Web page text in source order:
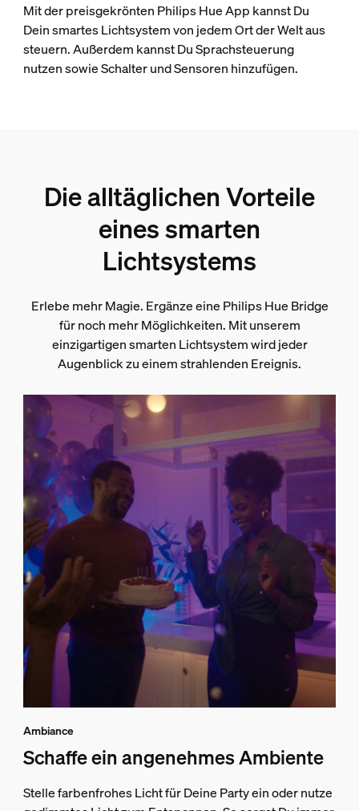
Mit der preisgekrönten Philips Hue App kannst Du
Dein smartes Lichtsystem von jedem Ort der Welt aus
steuern. Außerdem kannst Du Sprachsteuerung
nutzen sowie Schalter und Sensoren hinzufügen.
Die alltäglichen Vorteile
eines smarten
Lichtsystems
Erlebe mehr Magie. Ergänze eine Philips Hue Bridge
für noch mehr Möglichkeiten. Mit unserem
einzigartigen smarten Lichtsystem wird jeder
Augenblick zu einem strahlenden Ereignis.
Ambiance
Schaffe ein angenehmes Ambiente
Stelle farbenfrohes Licht für Deine Party ein oder nutze